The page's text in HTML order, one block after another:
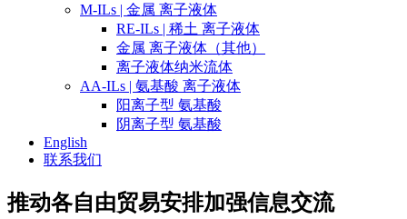
M-ILs | 金属 离子液体
RE-ILs | 稀土 离子液体
金属 离子液体（其他）
离子液体纳米流体
AA-ILs | 氨基酸 离子液体
阳离子型 氨基酸
阴离子型 氨基酸
English
联系我们
推动各自由贸易安排加强信息交流